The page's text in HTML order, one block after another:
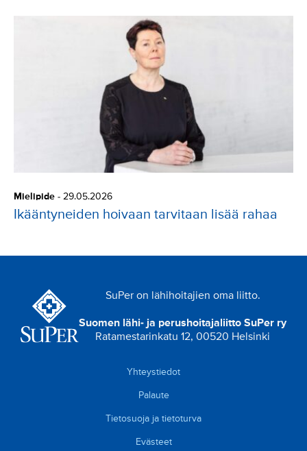
Mielipide - 29.05.2026
Ikääntyneiden hoivaan tarvitaan lisää rahaa
SuPer on lähihoitajien oma liitto.
Suomen lähi- ja perushoitajaliitto SuPer ry
Ratamestarinkatu 12, 00520 Helsinki
Yhteystiedot
Palaute
Tietosuoja ja tietoturva
Evästeet